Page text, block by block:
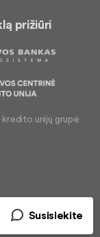
prižiūri
unijų grupė
Susisiekite